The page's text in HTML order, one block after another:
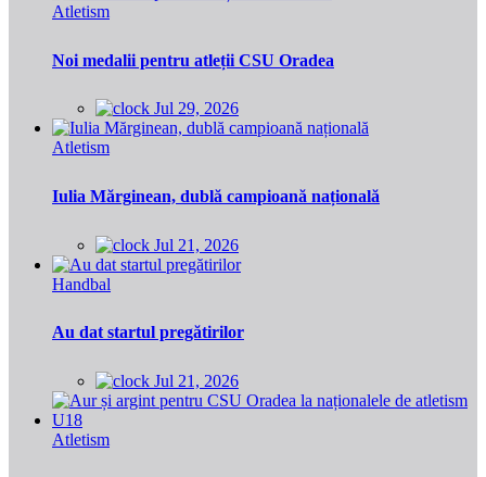
Atletism
Noi medalii pentru atleții CSU Oradea
Jul 29, 2026
Atletism
Iulia Mărginean, dublă campioană națională
Jul 21, 2026
Handbal
Au dat startul pregătirilor
Jul 21, 2026
Atletism